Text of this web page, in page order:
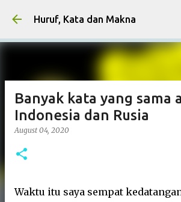
Skip to main content
Huruf, Kata dan Makna
Banyak kata yang sama
Indonesia dan Rusia
August 04, 2020
Waktu itu saya sempat